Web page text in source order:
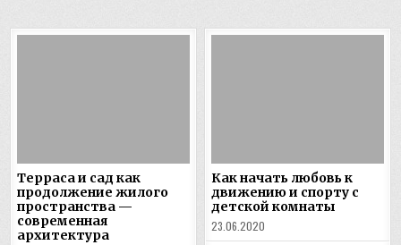
Терраса и сад как
продолжение жилого
пространства —
современная
архитектура
Как начать любовь к
движению и спорту с
детской комнаты
23.06.2020